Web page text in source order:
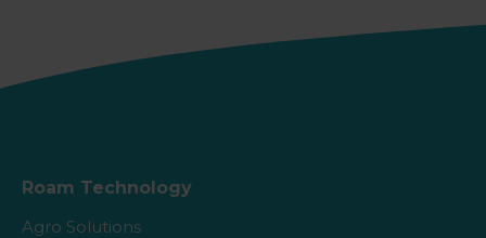
Roam Technology
Agro Solutions